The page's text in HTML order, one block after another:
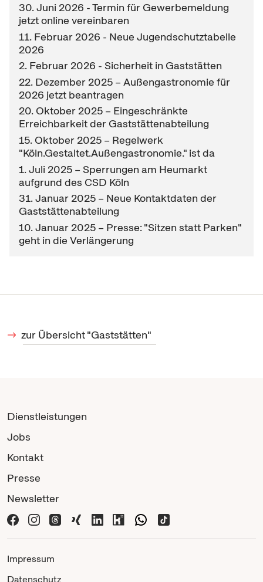
30. Juni 2026 - Termin für Gewerbemeldung
jetzt online vereinbaren
11. Februar 2026 - Neue Jugendschutztabelle
2026
2. Februar 2026 - Sicherheit in Gaststätten
22. Dezember 2025 – Außengastronomie für
2026 jetzt beantragen
20. Oktober 2025 – Eingeschränkte
Erreichbarkeit der Gaststättenabteilung
15. Oktober 2025 – Regelwerk
"Köln.Gestaltet.Außengastronomie." ist da
1. Juli 2025 – Sperrungen am Heumarkt
aufgrund des CSD Köln
31. Januar 2025 – Neue Kontaktdaten der
Gaststättenabteilung
10. Januar 2025 – Presse: "Sitzen statt Parken"
geht in die Verlängerung
zur Übersicht "Gaststätten"
Dienstleistungen
Jobs
Kontakt
Presse
Newsletter
Impressum
Datenschutz